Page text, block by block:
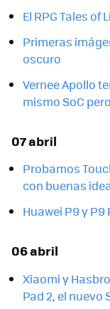
El RPG Tales
Primeras
oscuro
Vernee Apollo
mismo SoC
07 abril
Probamos
con buenas
Huawei P9 y
06 abril
Xiaomi y
Pad 2, el